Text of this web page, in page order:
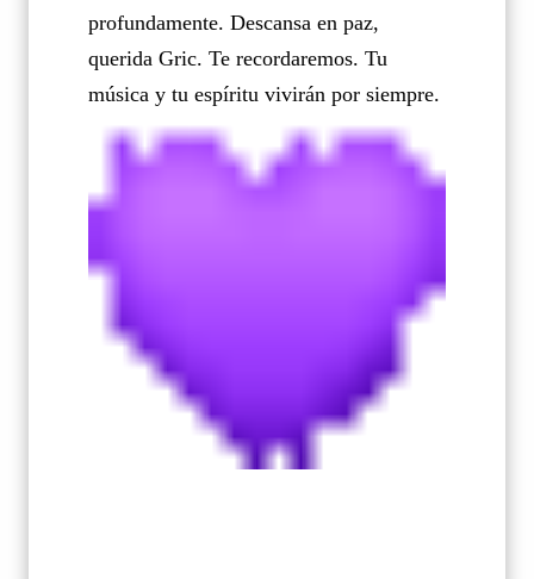
profundamente. Descansa en paz,
querida Gric. Te recordaremos. Tu
música y tu espíritu vivirán por siempre.